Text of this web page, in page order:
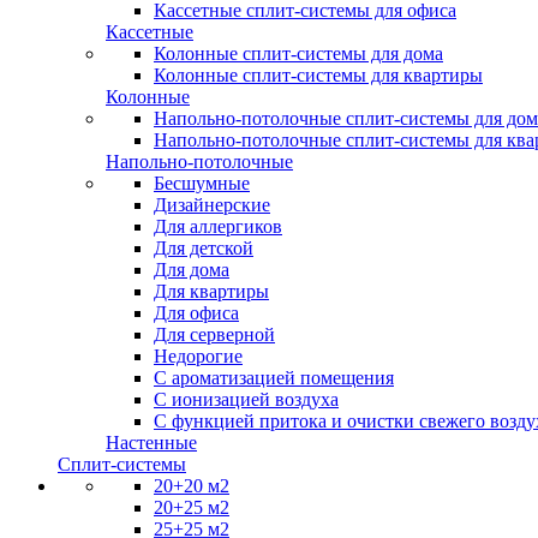
Кассетные сплит-системы для офиса
Кассетные
Колонные сплит-системы для дома
Колонные сплит-системы для квартиры
Колонные
Напольно-потолочные сплит-системы для
Напольно-потолочные сплит-системы для
Напольно-потолочные
Бесшумные
Дизайнерские
Для аллергиков
Для детской
Для дома
Для квартиры
Для офиса
Для серверной
Недорогие
С ароматизацией помещения
С ионизацией воздуха
С функцией притока и очистки свежего
Настенные
Сплит-системы
20+20 м2
20+25 м2
25+25 м2